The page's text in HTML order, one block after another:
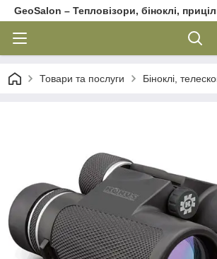
GeoSalon – Тепловізори, біноклі,
Товари та послуги Біноклі,